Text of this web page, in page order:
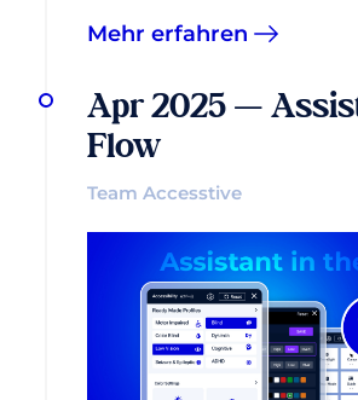
Mehr erfahren
Apr 2025 —
Flow
Team Accesstive